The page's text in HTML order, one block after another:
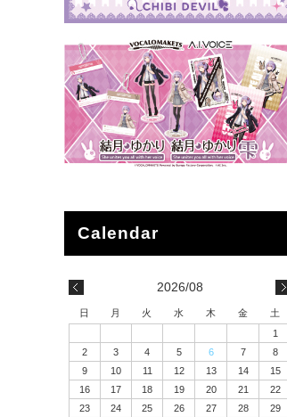
2026/08
日 月 火 水 木 金
土
1
2
3 4 5 6 7
8
9
10 11 12 13 14
15
16
17 18 19 20 21
22
23
24 25 26 27 28
29